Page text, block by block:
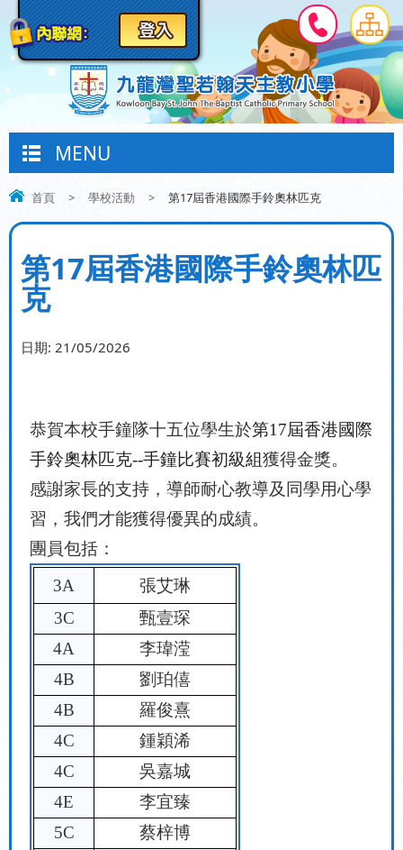
MENU
首頁 > 學校活動 > 第17屆香港國際手鈴奧林匹克
第17屆香港國際手鈴奧林匹
克
日期: 21/05/2026
恭賀本校手鐘隊十五位學生於第17屆香港國際
手鈴奧林匹克--手鐘比賽初級組獲得金獎。
感謝家長的支持，導師耐心教導及同學用心學
習，我們才能獲得優異的成績。
團員包括：
3A
張艾琳
3C
甄壹琛
4A
李瑋滢
4B
劉珀僖
4B
羅俊熹
4C
鍾穎浠
4C
吳嘉城
4E
李宜臻
5C
蔡梓博